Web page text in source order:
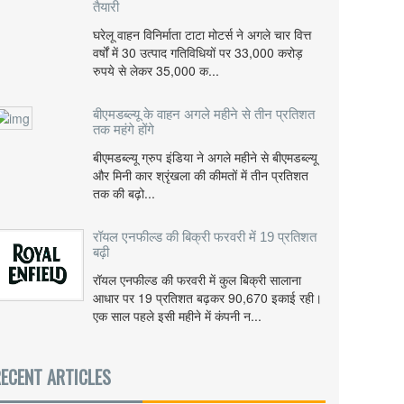
तैयारी
घरेलू वाहन विनिर्माता टाटा मोटर्स ने अगले चार वित्त
वर्षों में 30 उत्पाद गतिविधियों पर 33,000 करोड़
रुपये से लेकर 35,000 क...
बीएमडब्ल्यू के वाहन अगले महीने से तीन प्रतिशत
तक महंगे होंगे
बीएमडब्ल्यू ग्रुप इंडिया ने अगले महीने से बीएमडब्ल्यू
और मिनी कार श्रृंखला की कीमतों में तीन प्रतिशत
तक की बढ़ो...
रॉयल एनफील्ड की बिक्री फरवरी में 19 प्रतिशत
बढ़ी
रॉयल एनफील्ड की फरवरी में कुल बिक्री सालाना
आधार पर 19 प्रतिशत बढ़कर 90,670 इकाई रही।
एक साल पहले इसी महीने में कंपनी न...
ARTICLES